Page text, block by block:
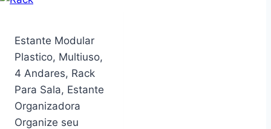
Estante Modular
Plastico, Multiuso,
4 Andares, Rack
Para Sala, Estante
Organizadora
Organize seu